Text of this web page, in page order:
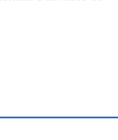
gracias a la
a sentirte